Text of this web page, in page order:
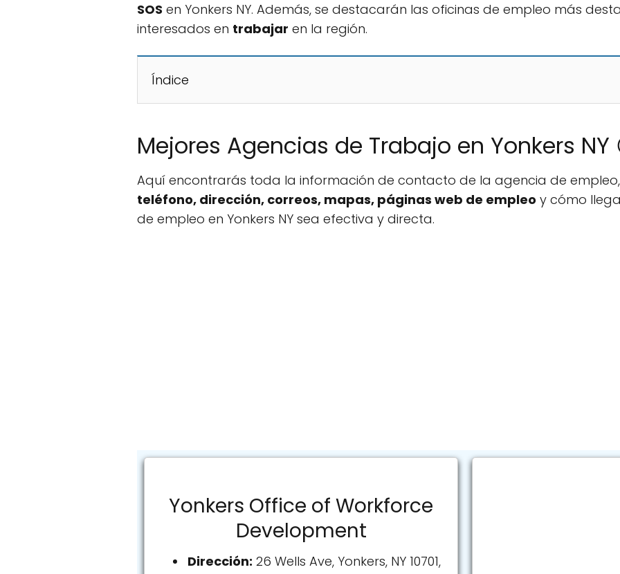
SOS en Yonkers NY. Además, se destacarán las oficinas de empleo más
interesados en trabajar en la región.
Índice
Mejores Agencias de Trabajo en Yonkers NY
Aquí encontrarás toda la información de contacto de la agencia de
teléfono, dirección, correos, mapas, páginas web de empleo y cómo
de empleo en Yonkers NY sea efectiva y directa.
Yonkers Office of Workforce
Development
Dirección: 26 Wells Ave, Yonkers, NY 10701,